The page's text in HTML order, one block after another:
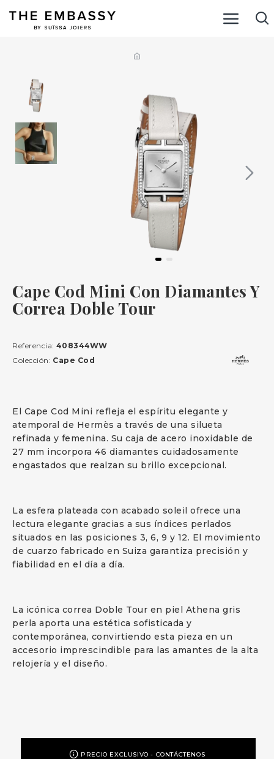
Cape Cod Mini Con Diamantes Y
Correa Doble Tour
El Cape Cod Mini refleja el espíritu elegante y
atemporal de Hermès a través de una silueta
refinada y femenina. Su caja de acero inoxidable de
27 mm incorpora 46 diamantes cuidadosamente
engastados que realzan su brillo excepcional.
La esfera plateada con acabado soleil ofrece una
lectura elegante gracias a sus índices perlados
situados en las posiciones 3, 6, 9 y 12. El movimiento
de cuarzo fabricado en Suiza garantiza precisión y
fiabilidad en el día a día.
La icónica correa Doble Tour en piel Athena gris
perla aporta una estética sofisticada y
contemporánea, convirtiendo esta pieza en un
accesorio imprescindible para las amantes de la alta
relojería y el diseño.
Referencia: 408344WW
Colección: Cape Cod
PRECIO EXCLUSIVO - CONTÁCTENOS